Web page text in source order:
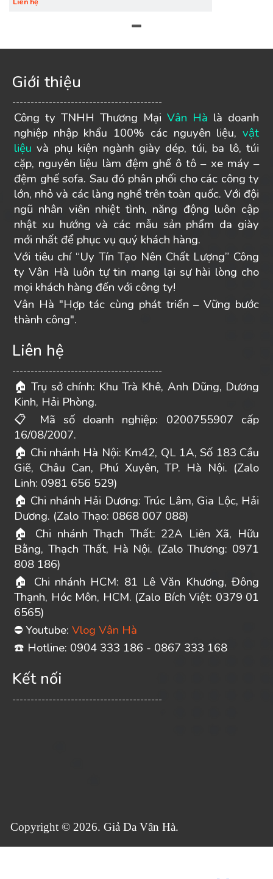
Giới thiệu
-----------------------------------------
Công ty TNHH Thương Mại Vân Hà là doanh
nghiệp nhập khẩu 100% các nguyên liệu, vật
liệu và phụ kiện ngành giày dép, túi, ba lô, túi
cặp, nguyên liệu làm đệm ghế ô tô – xe máy –
đệm ghế sofa. Sau đó phân phối cho các công ty
lớn, nhỏ và các làng nghề trên toàn quốc. Với đội
ngũ nhân viên nhiệt tình, năng động luôn cập
nhật xu hướng và các mẫu sản phẩm da giày
mới nhất để phục vụ quý khách hàng.
Với tiêu chí “Uy Tín Tạo Nên Chất Lượng” Công
ty Vân Hà luôn tự tin mang lại sự hài lòng cho
mọi khách hàng đến với công ty!
Vân Hà "Hợp tác cùng phát triển – Vững bước
thành công".
Liên hệ
-----------------------------------------
🏠 Trụ sở chính: Khu Trà Khê, Anh Dũng, Dương
Kinh, Hải Phòng.
📋
Mã số doanh nghiệp: 0200755907 cấp
16/08/2007.
🏠 Chi nhánh Hà Nội: Km42, QL 1A, Số 183 Cầu
Giẽ, Châu Can, Phú Xuyên, TP. Hà Nội. (Zalo
Linh: 0981 656 529)
🏠 Chi nhánh Hải Dương: Trúc Lâm, Gia Lộc, Hải
Dương. (Zalo Thạo: 0868 007 088)
🏠 Chi nhánh Thạch Thất: 22A Liên Xã, Hữu
Bằng, Thạch Thất, Hà Nội. (Zalo Thương: 0971
808 186)
🏠
Chi nhánh HCM: 81 Lê Văn Khương, Đông
Thạnh, Hóc Môn, HCM. (Zalo Bích Việt: 0379 01
6565)
⛔ Youtube: Vlog Vân Hà
☎ ️ Hotline: 0904 333 186 - 0867 333 168
Kết nối
-----------------------------------------
Copyright © 2026. Giả Da Vân Hà.